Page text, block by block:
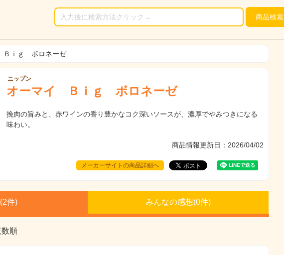
商品検索
Ｂｉｇ ボロネーゼ
ニップン
オーマイ Ｂｉｇ ボロネーゼ
挽肉の旨みと、赤ワインの香り豊かなコク深いソースが、濃厚でやみつきになる
味わい。
商品情報更新日：2026/04/02
メーカーサイトの商品詳細へ
2件) みんなの感想(0件)
数順